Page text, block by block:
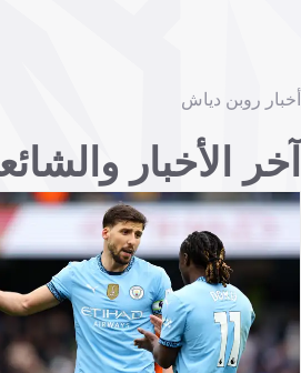
أخبار روبن دياش
آخر الأخبار